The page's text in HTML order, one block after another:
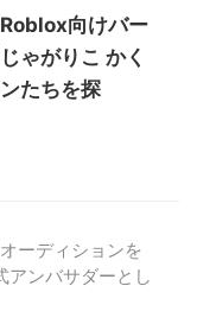
向けバー
ゃがりこ かく
たちを探
ーディションを
アンバサダーとし